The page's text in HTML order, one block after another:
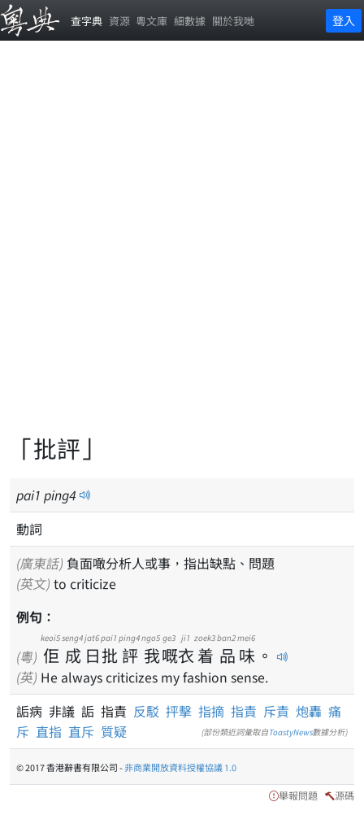
查字典 資源 粵文庫 細數據 關於我哋 登入
「批評」
pai1 ping4
動詞
(廣東話) 負面噉分析人或事，指出缺點、問題
(英文) to criticize
例句：
(粵) 佢
keoi5
成
seng4
日
jat6
批
pai1
評
ping4
我
ngo5
嘅
ge3
衣
ji1
着
zoek3
品
ban2
味
mei6
。
(英) He always criticizes my fashion sense.
詬病 非議 詬 指責 反駁 抨擊 指摘 指責 斥責 炮轟 痛
斥 直指 直斥 質疑 (部份類近詞彙取自ToastyNews數據分析)
© 2017 香港辭書有限公司 -非商業開放資料授權協議 1.0
舉報問題 源碼